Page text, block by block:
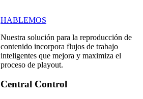
HABLEMOS
Nuestra solución para la reproducción de
contenido incorpora flujos de trabajo
inteligentes que mejora y maximiza el
proceso de playout.
Central Control